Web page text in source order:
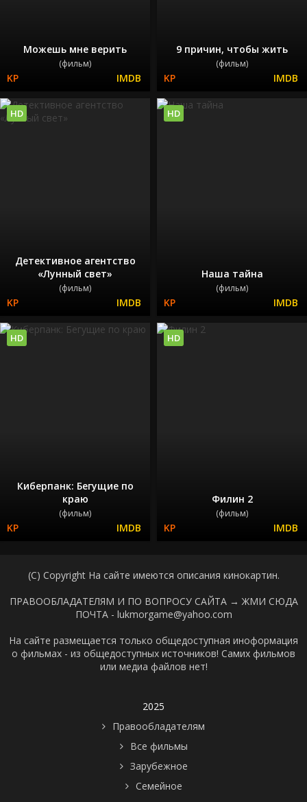
Можешь мне верить
(фильм)
9 причин, чтобы жить
(фильм)
Детективное агентство
«Лунный свет»
(фильм)
HD
Наша тайна
(фильм)
HD
Киберпанк: Бегущие по
краю
(фильм)
HD
Филин 2
(фильм)
HD
(C) Copyright На сайте имеются описания кинокартин.
ПРАВООБЛАДАТЕЛЯМ И ПО ВОПРОСУ САЙТА → ЖМИ СЮДА
ПОЧТА - lukmorgame@yahoo.com
На сайте размещается только общедоступная иноформация
о фильмах - из общедоступных источников! Самих фильмов
или медиа файлов нет!
2025
Правообладателям
Все фильмы
Зарубежное
Семейное